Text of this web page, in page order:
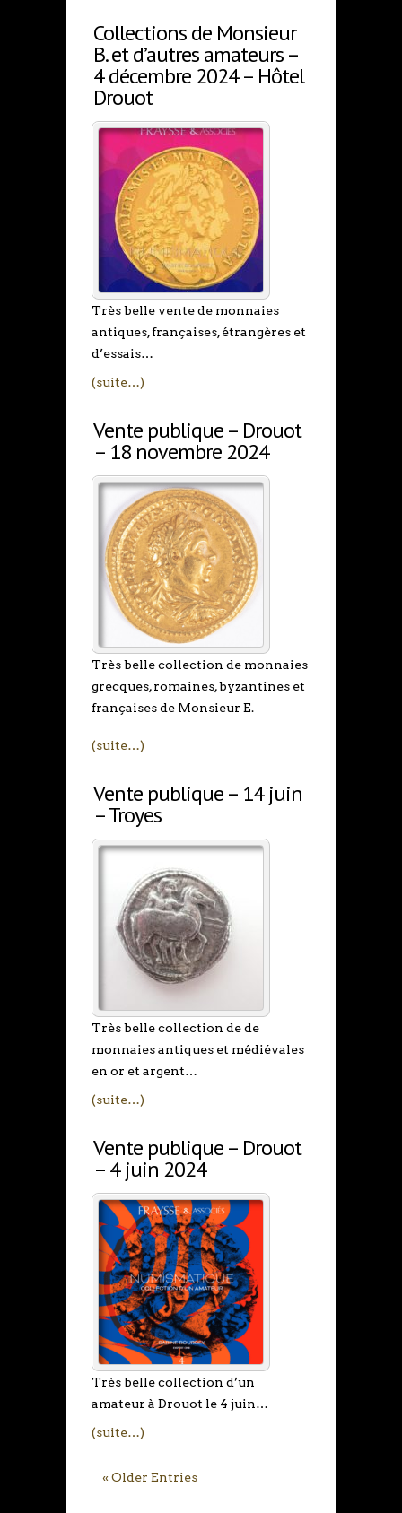
Collections de Monsieur
B. et d’autres amateurs –
4 décembre 2024 – Hôtel
Drouot
Très belle vente de monnaies
antiques, françaises, étrangères et
d’essais…
(suite…)
Vente publique – Drouot
– 18 novembre 2024
Très belle collection de monnaies
grecques, romaines, byzantines et
françaises de Monsieur E.
(suite…)
Vente publique – 14 juin
– Troyes
Très belle collection de de
monnaies antiques et médiévales
en or et argent…
(suite…)
Vente publique – Drouot
– 4 juin 2024
Très belle collection d’un
amateur à Drouot le 4 juin…
(suite…)
« Older Entries